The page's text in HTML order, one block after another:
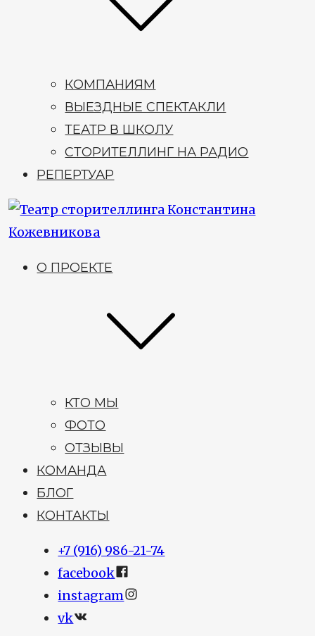
КОМПАНИЯМ
ВЫЕЗДНЫЕ СПЕКТАКЛИ
ТЕАТР В ШКОЛУ
СТОРИТЕЛЛИНГ НА РАДИО
РЕПЕРТУАР
О ПРОЕКТЕ
КТО МЫ
ФОТО
ОТЗЫВЫ
КОМАНДА
БЛОГ
КОНТАКТЫ
+7 (916) 986-21-74
facebook
instagram
vk